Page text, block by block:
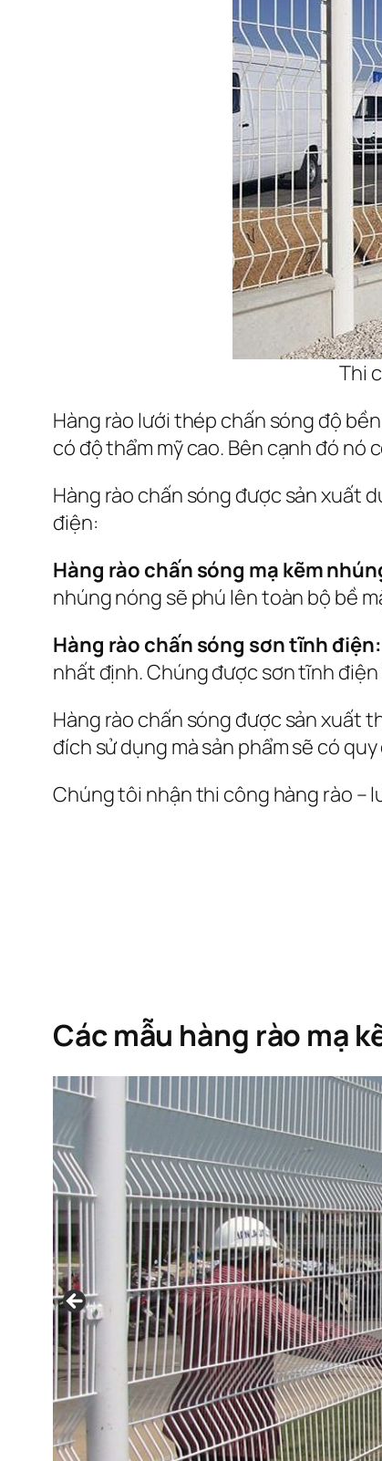
Thi
Hàng rào lưới thép chấn sóng độ
có độ thẩm mỹ cao. Bên cạnh đó nó
Hàng rào chấn sóng được sản xuất
điện:
Hàng rào chấn sóng mạ kẽm
nhúng nóng sẽ phú lên toàn bộ bề
Hàng rào chấn sóng sơn tĩnh điện:
nhất định. Chúng được sơn tĩnh
Hàng rào chấn sóng được sản xuất
đích sử dụng mà sản phẩm sẽ có
Chúng tôi nhận thi công hàng rào –
Các mẫu hàng rào mạ